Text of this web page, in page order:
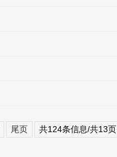
尾页 共124条信息/共13页